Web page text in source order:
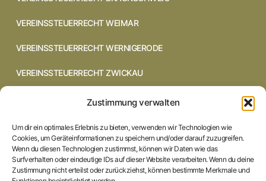
Zustimmung verwalten
Um dir ein optimales Erlebnis zu bieten, verwenden wir Technologien wie
Cookies, um Geräteinformationen zu speichern und/oder darauf zuzugreifen.
Wenn du diesen Technologien zustimmst, können wir Daten wie das
Surfverhalten oder eindeutige IDs auf dieser Website verarbeiten. Wenn du deine
Zustimmung nicht erteilst oder zurückziehst, können bestimmte Merkmale und
VEREINSSTEUERRECHT WEIMAR
VEREINSSTEUERRECHT WERNIGERODE
VEREINSSTEUERRECHT ZWICKAU
VEREINSSTEUERRECHT CHEMNITZ
VEREINSSTEUERRECHT DRESDEN
VEREINSSTEUERRECHT COTTBUS
VEREINSSTEUERRECHT IN BRAUNSCHWEIG